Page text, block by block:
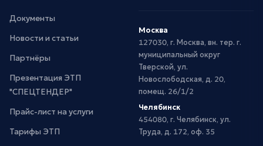
Документы
Новости и статьи
Партнёры
Презентация ЭТП
"СПЕЦТЕНДЕР"
Прайс-лист на услуги
Тарифы ЭТП
Москва
127030, г. Москва, вн. тер. г.
муниципальный округ
Тверской, ул.
Новослободская, д. 20,
помещ. 26/1/2
Челябинск
454080, г. Челябинск, ул.
Труда, д. 172, оф. 35